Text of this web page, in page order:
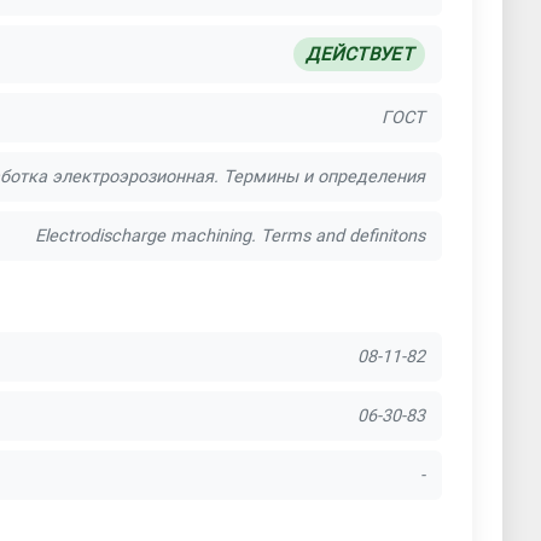
ДЕЙСТВУЕТ
ГОСТ
электроэрозионная. Термины и определения
Electrodischarge machining. Terms and definitons
08-11-82
06-30-83
-